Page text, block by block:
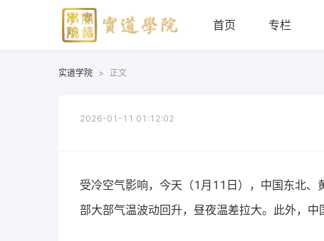
首页 专栏
实道学院 > 正文
2026-01-11 01:12:02
受冷空气影响，今天（1月11日），中国东北
部大部气温波动回升，昼夜温差拉大。此外，